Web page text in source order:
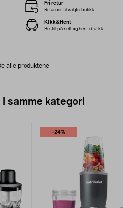
alle produktene
Fri retur
Returner til valgfri butikk
Klikk&Hent
Bestill på nett og hent i butikk
i samme kategori
-24%